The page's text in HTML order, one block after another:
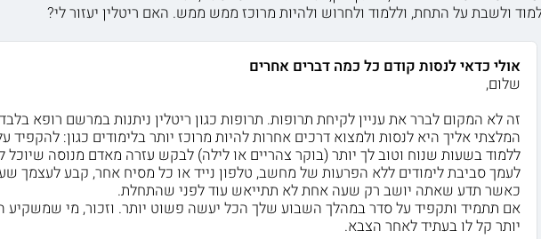
ולשבת על התחת, וללמוד ולחרוש ולהיות מרוכז ממש ממש. האם ריטלין יעזור לי?
אולי כדאי לנסות קודם כל כמה דברים אחרים
שלום,
זה לא המקום לברר את עניין לקיחת תרופות. תרופות כגון ריטלין ניתנות במרשם רופא
ללמוד בשעות שנוח וטוב לך יותר (בוקר צהריים או לילה) לבקש עזרה מאדם מנוסה שיוכל
לעמך סביבת לימודים ללא הפרעות של מחשב, טלפון נייד או כל מסיח אחר, קבע לעצמך
כאשר תדע שאתה יושב רק שעה אחת לא תתייאש עוד לפני שהתחלת.
אם תתמיד ותקפיד על סדר במהלך השבוע שלך הכל יעשה פשוט יותר. וזכור, מי
יותר קל לו בעתיד לאחר הצבא.